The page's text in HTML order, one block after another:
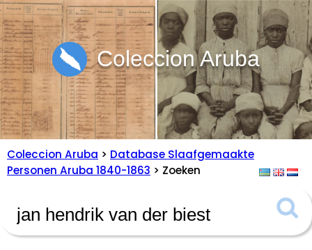
Coleccion Aruba
Coleccion Aruba > Database Slaafgemaakte
Personen Aruba 1840-1863 > Zoeken